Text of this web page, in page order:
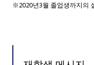
※2020년3월 졸업생까지의